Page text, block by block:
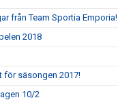
från Team Sportia Emporia!
2018
för säsongen 2017!
10/2